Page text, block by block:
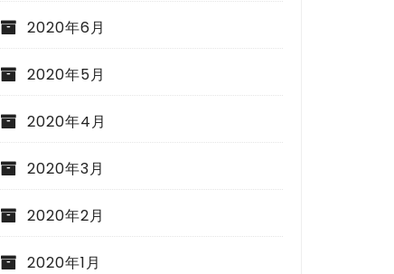
2020年6月
2020年5月
2020年4月
2020年3月
2020年2月
2020年1月